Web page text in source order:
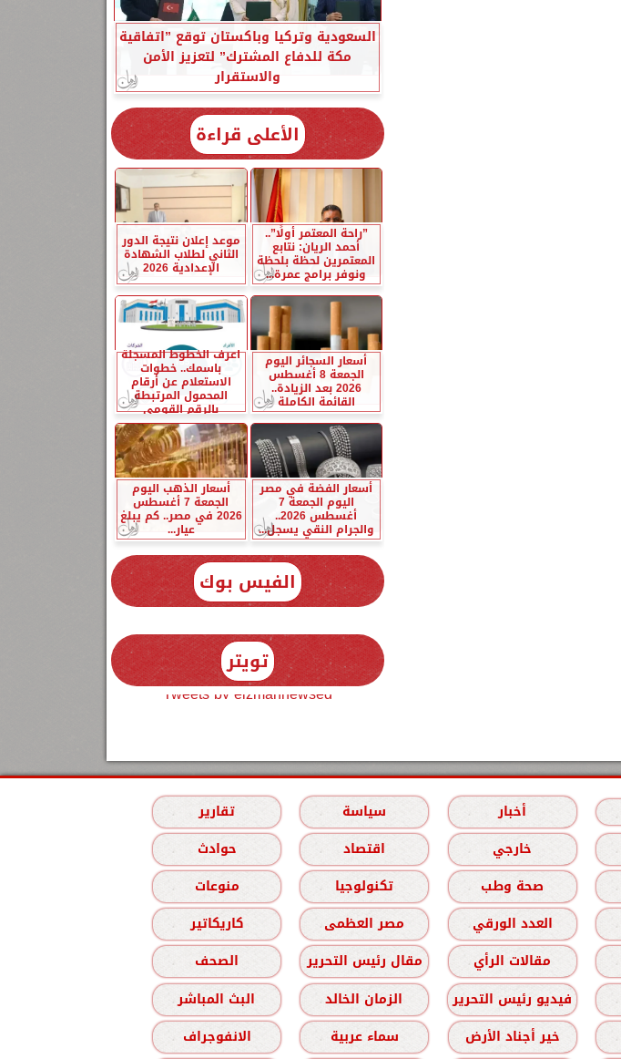
السعودية وتركيا وباكستان توقع ”اتفاقية
مكة للدفاع المشترك” لتعزيز الأمن
والاستقرار
الأعلى قراءة
”راحة المعتمر أولًا”..
أحمد الريان: نتابع
المعتمرين لحظة بلحظة
ونوفر برامج عمرة...
موعد إعلان نتيجة الدور
الثاني لطلاب الشهادة
الإعدادية 2026
أسعار السجائر اليوم
الجمعة 8 أغسطس
2026 بعد الزيادة..
القائمة الكاملة
اعرف الخطوط المسجلة
باسمك.. خطوات
الاستعلام عن أرقام
المحمول المرتبطة
بالرقم القومي
أسعار الفضة في مصر
اليوم الجمعة 7
أغسطس 2026..
والجرام النقي يسجل...
أسعار الذهب اليوم
الجمعة 7 أغسطس
2026 في مصر.. كم يبلغ
عيار...
الفيس بوك
تويتر
Tweets by elzmannewseg
أخبار سياسة
تقارير
خارجي اقتصاد
حوادث
صحة وطب تكنولوجيا
منوعات
العدد الورقي مصر العظمى
كاريكاتير
مقالات الرأي مقال رئيس التحرير
الصحف
فيديو رئيس التحرير الزمان الخالد
البث المباشر
خير أجناد الأرض سماء عربية الانفوجراف